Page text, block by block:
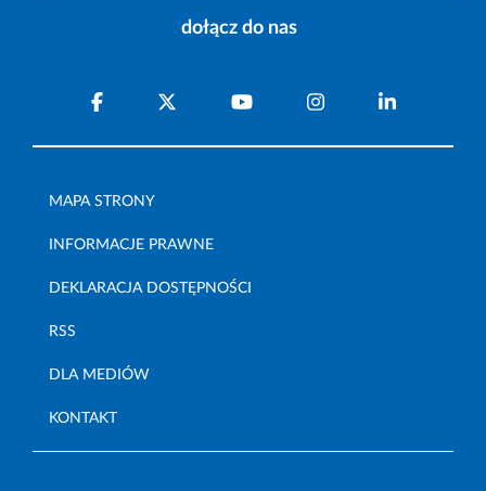
dołącz do nas
MAPA STRONY
INFORMACJE PRAWNE
DEKLARACJA DOSTĘPNOŚCI
RSS
DLA MEDIÓW
KONTAKT